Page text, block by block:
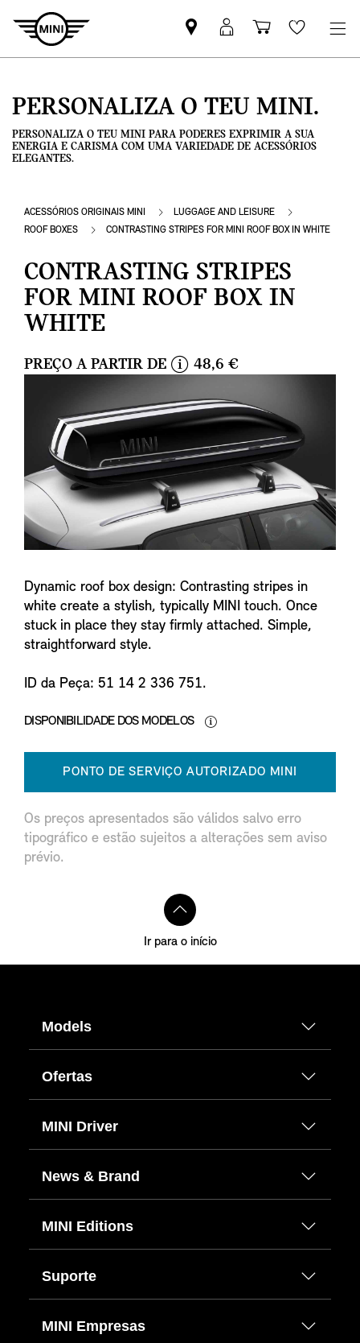
Pesquisar
parceiro
Iniciar
sessão
Carrinho
de
Wishlist
PERSONALIZA O TEU MINI.
PERSONALIZA O TEU MINI PARA PODERES EXPRIMIR A SUA
ENERGIA E CARISMA COM UMA VARIEDADE DE ACESSÓRIOS
ELEGANTES.
ACESSÓRIOS ORIGINAIS MINI
LUGGAGE AND LEISURE
ROOF BOXES
CONTRASTING STRIPES FOR MINI ROOF BOX IN WHITE
CONTRASTING STRIPES
FOR MINI ROOF BOX IN
WHITE
PREÇO A PARTIR DE
n
f
48,6 €
Dynamic roof box design: Contrasting stripes in
white create a stylish, typically MINI touch. Once
stuck in place they stay firmly attached. Simple,
straightforward style.
ID da Peça: 51 14 2 336 751.
DISPONIBILIDADE DOS MODELOS
PONTO DE SERVIÇO AUTORIZADO MINI
Os preços apresentados são válidos salvo erro
tipográfico e estão sujeitos a alterações sem aviso
prévio.
Ir para o início
Models
Ofertas
MINI Driver
News & Brand
MINI Editions
Suporte
MINI Empresas